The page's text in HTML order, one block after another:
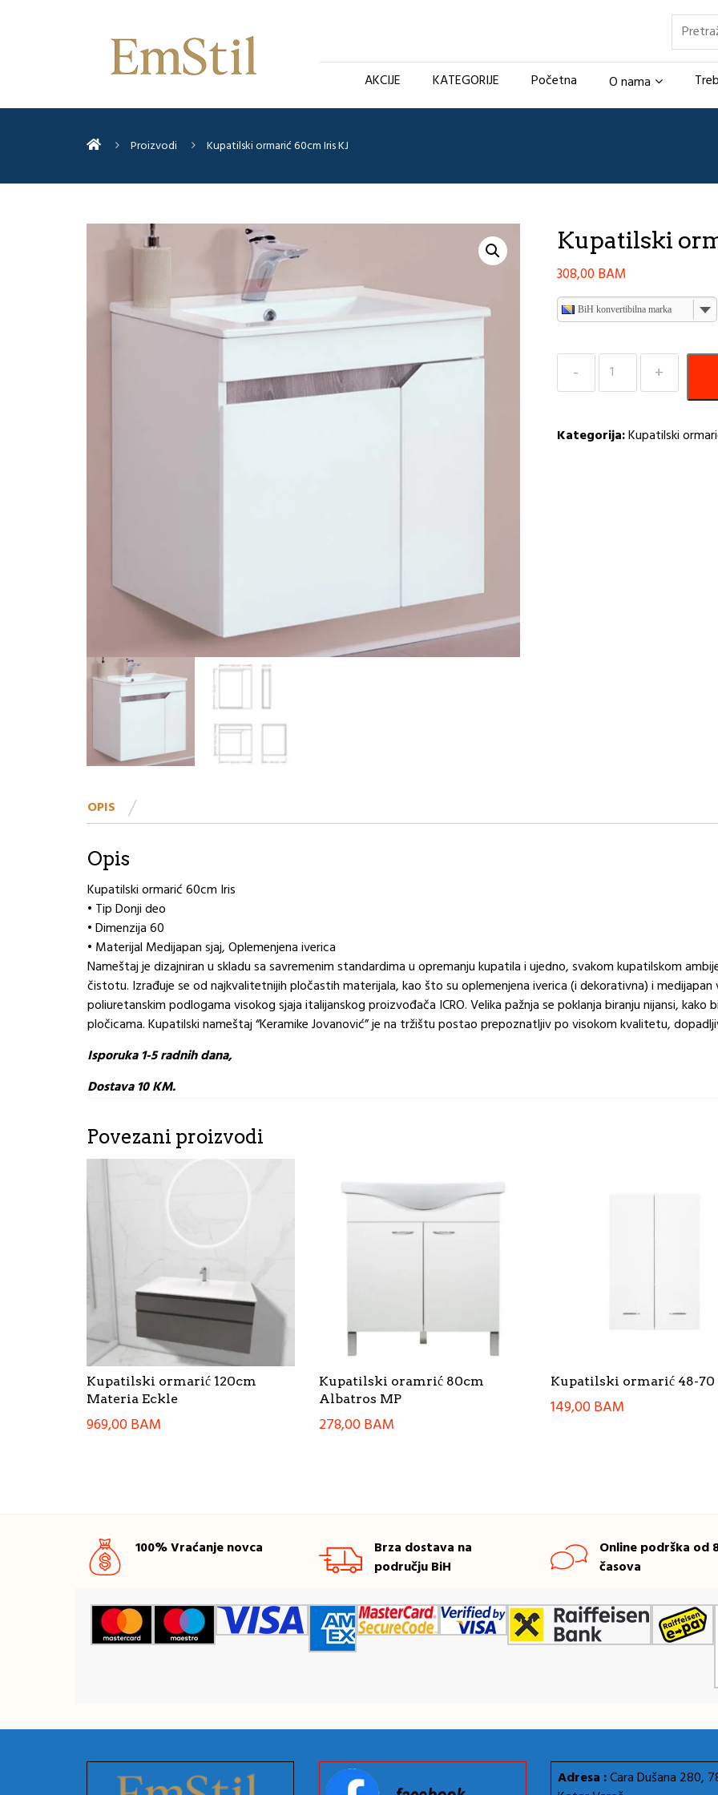
AKCIJE KATEGORIJE Početna O nama
Proizvodi Kupatilski ormarić 60cm Iris KJ
Kupatilski
308,00 BAM
BiH konvertibilna marka
Kupatilski
ormarić
KJ
Kategorija:Kupatilski
OPIS
Opis
Kupatilski ormarić 60cm Iris
• Tip Donji deo
• Dimenzija 60
• Materijal Medijapan sjaj, Oplemenjena iverica
Nameštaj je dizajniran u skladu sa savremenim standardima u opremanju kupatila i ujedno, svakom kupatilskom
čistotu. Izrađuje se od najkvalitetnijih pločastih materijala, kao što su oplemenjena iverica (i dekorativna) i
poliuretanskim podlogama visokog sjaja italijanskog proizvođača ICRO. Velika pažnja se poklanja biranju nijansi,
pločicama. Kupatilski nameštaj “Keramike Jovanović” je na tržištu postao prepoznatljiv po visokom kvalitetu,
Isporuka 1-5 radnih dana,
Dostava 10 KM.
Povezani proizvodi
Kupatilski ormarić 120cm
Materia Eckle
969,00BAM
Kupatilski oramrić 80cm
Albatros MP
278,00BAM
Kupatilski ormarić 48-70
149,00BAM
100% Vraćanje novca
Brza dostava na
području BiH
Online podrška od
časova
Adresa :Cara Dušana 280,